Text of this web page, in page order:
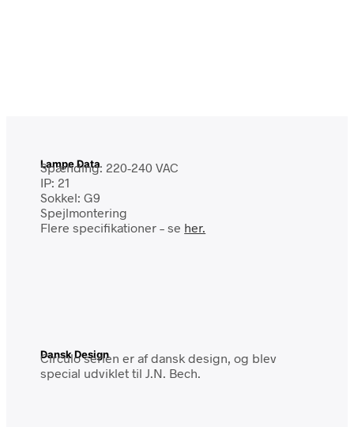
Lampe Data
Spænding: 220-240 VAC
IP: 21
Sokkel: G9
Spejlmontering
Flere specifikationer – se her.
Dansk Design
Círculo serien er af dansk design, og blev
special udviklet til J.N. Bech.